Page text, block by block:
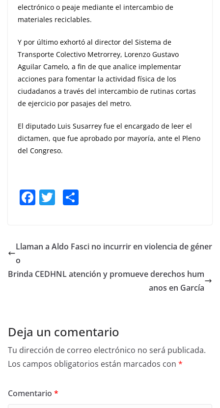
electrónico o peaje mediante el intercambio de
materiales reciclables.
Y por último exhortó al director del Sistema de
Transporte Colectivo Metrorrey, Lorenzo Gustavo
Aguilar Camelo, a fin de que analice implementar
acciones para fomentar la actividad física de los
ciudadanos a través del intercambio de rutinas cortas
de ejercicio por pasajes del metro.
El diputado Luis Susarrey fue el encargado de leer el
dictamen, que fue aprobado por mayoría, ante el Pleno
del Congreso.
F
e
o
T
er e
Llaman a Aldo Fasci no incurrir en violencia de géner
o
Brinda CEDHNL atención y promueve derechos hum
anos en García
Deja un comentario
Tu dirección de correo electrónico no será publicada.
Los campos obligatorios están marcados con *
Comentario *